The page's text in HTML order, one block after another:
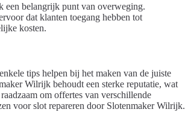
een belangrijk punt van overweging.
dat klanten toegang hebben tot
kosten.
tips helpen bij het maken van de juiste
Wilrijk behoudt een sterke reputatie, wat
om offertes van verschillende
voor slot repareren door Slotenmaker Wilrijk.